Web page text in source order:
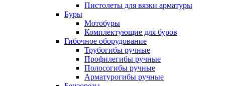
Пистолеты для вязки арматуры
Буры
Мотобуры
Комплектующие для буров
Гибочное оборудование
Трубогибы ручные
Профилегибы ручные
Полосогибы ручные
Арматурогибы ручные